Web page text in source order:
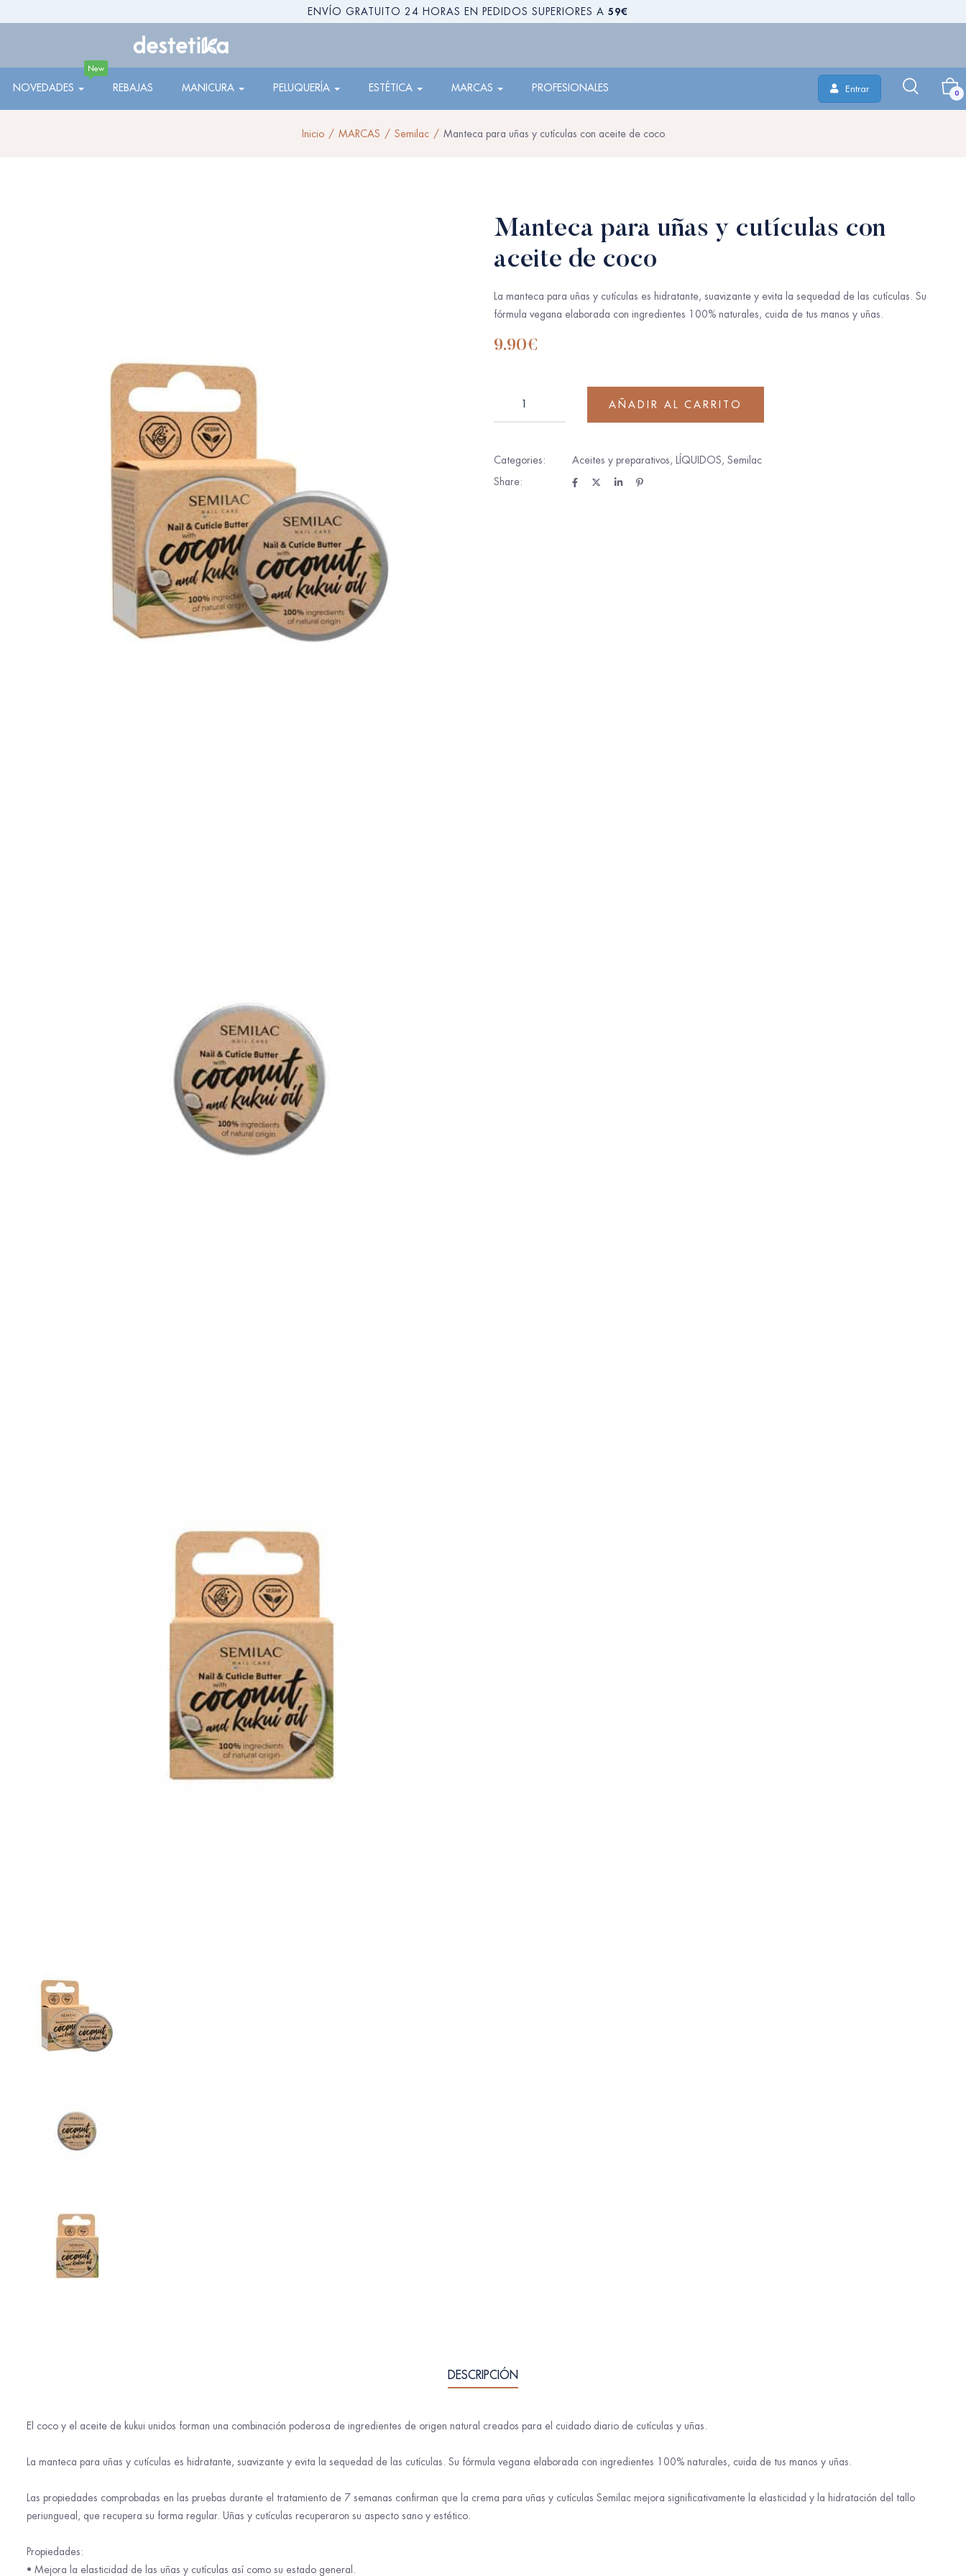
ENVÍO GRATUITO 24 HORAS EN PEDIDOS SUPERIORES A 59€
NOVEDADES
New
REBAJAS MANICURA PELUQUERÍA ESTÉTICA MARCAS PROFESIONALES Entrar 0
Inicio MARCAS Semilac Manteca para uñas y cutículas con aceite de coco
Manteca para uñas y cutículas con
aceite de coco
La manteca para uñas y cutículas es hidratante, suavizante y evita la sequedad de las cutículas. Su
fórmula vegana elaborada con ingredientes 100% naturales, cuida de tus manos y uñas.
9.90€
AÑADIR AL CARRITO
Categories: Aceites y preparativos, LÍQUIDOS, Semilac
Share:
DESCRIPCIÓN
El coco y el aceite de kukui unidos forman una combinación poderosa de ingredientes de origen natural creados para el cuidado diario de cutículas y uñas.
La manteca para uñas y cutículas es hidratante, suavizante y evita la sequedad de las cutículas. Su fórmula vegana elaborada con ingredientes 100% naturales, cuida de tus manos y uñas.
Las propiedades comprobadas en las pruebas durante el tratamiento de 7 semanas confirman que la crema para uñas y cutículas Semilac mejora significativamente la elasticidad y la hidratación del tallo
periungueal, que recupera su forma regular. Uñas y cutículas recuperaron su aspecto sano y estético.
Propiedades:
• Mejora la elasticidad de las uñas y cutículas así como su estado general.